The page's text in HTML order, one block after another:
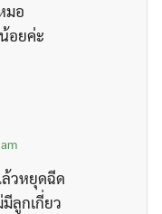
มอ
อยค่ะ
วหยุดฉีด
ลูกเกี่ยว